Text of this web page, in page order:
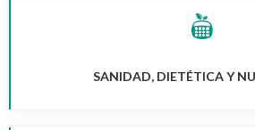
SANIDAD, DIETÉTICA Y